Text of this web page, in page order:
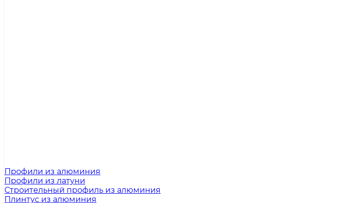
Профили из алюминия
Профили из латуни
Строительный профиль из алюминия
Плинтус из алюминия